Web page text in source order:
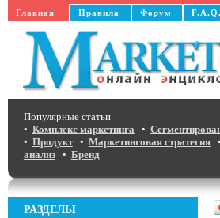
Главная Правила Форум F.A.Q.
Популярные статьи
• Комплекс маркетинга •
• Продукт• Маркетинговая стратегия•
анализ• Бренд
РАЗДЕЛЫ